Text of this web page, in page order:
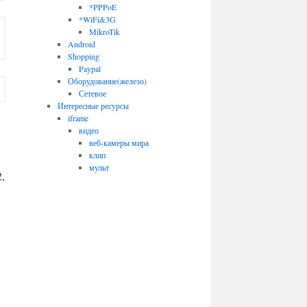
*PPPoE
*WiFi&3G
MikroTik
Android
Shopping
Paypal
Оборудование(железо)
Сетевое
Интересные ресурсы
iframe
видео
веб-камеры мира
клип
мульт